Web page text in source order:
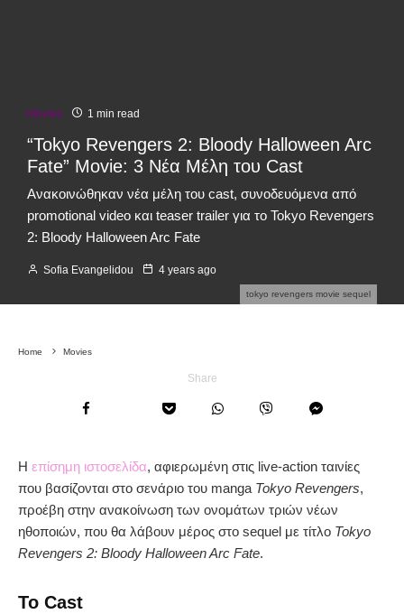
tokyo revengers movie sequel
Movies 1 min read
“Tokyo Revengers 2: Bloody Halloween Arc
Fate” Movie: 3 Νέα Μέλη του Cast
Ανακοινώθηκαν νέα μέλη του cast, συνοδευόμενα από
promotional video και teaser trailer για το Tokyo Revengers
2: Bloody Halloween Arc Fate
Sofia Evangelidou 4 years ago
Home Movies
Share
Η επίσημη ιστοσελίδα, αφιερωμένη στις live-action ταινίες
που βασίζονται στο σενάριο του manga Tokyo Revengers,
προέβη στην ανακοίνωση των ονομάτων τριών νέων
ηθοποιών, που θα λάβουν μέρος στο sequel με τίτλο Tokyo
Revengers 2: Bloody Halloween Arc Fate.
Το Cast